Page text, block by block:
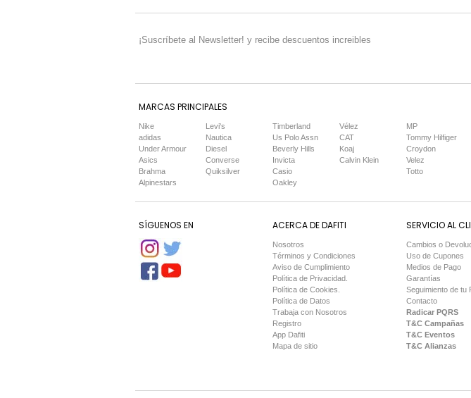
¡Suscríbete al Newsletter! y recibe descuentos increibles
MARCAS PRINCIPALES
Nike
adidas
Under Armour
Asics
Brahma
Alpinestars
Levi's
Nautica
Diesel
Converse
Quiksilver
Timberland
Us Polo Assn
Beverly Hills
Invicta
Casio
Oakley
Vélez
CAT
Koaj
Calvin Klein
MP
Tommy Hilfiger
Croydon
Velez
Totto
SÍGUENOS EN ACERCA DE DAFITI
Nosotros
Términos y Condiciones
Aviso de Cumplimiento
Política de Privacidad.
Política de Cookies.
Política de Datos
Trabaja con Nosotros
Registro
App Dafiti
Mapa de sitio
SERVICIO AL
Cambios o
Uso de Cupones
Medios de Pago
Garantías
Seguimiento de tu
Contacto
Radicar PQRS
T&C Campañas
T&C Eventos
T&C Alianzas